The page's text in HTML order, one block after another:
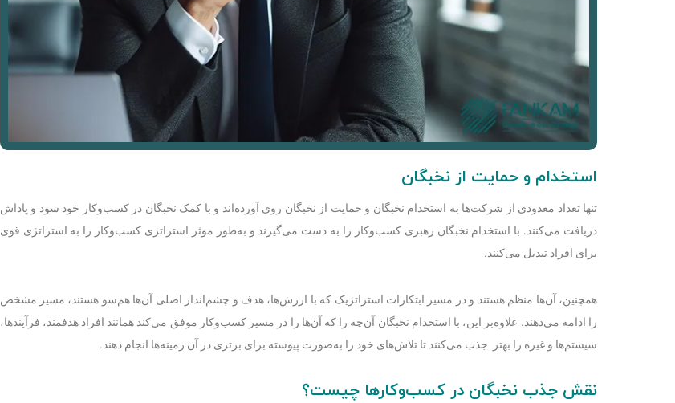
استخدام و حمایت از نخبگان
تنها تعداد معدودی از شرکت‌‌ها به استخدام نخبگان و حمایت از نخبگان روی آورده‌اند و با کمک نخبگان در کسب‌وکار خود سود و پاداش
دریافت می‌کنند. با استخدام نخبگان رهبری کسب‌وکار را به دست می‌گیرند و به‌طور موثر استراتژی کسب‌وکار را به استراتژی قوی
برای افراد تبدیل می‌کنند.
همچنین، آن‌ها منظم هستند و در مسیر ابتکارات استراتژیک که با ارزش‌ها، هدف و چشم‌انداز اصلی آن‌ها هم‌سو هستند، مسیر مشخص
را ادامه می‌دهند. علاوه‌بر این، با استخدام نخبگان آ‌‌ن‌چه را که آن‌ها را در مسیر کسب‌وکار موفق می‌کند همانند افراد هدفمند، فرآیند‌ها،
سیستم‌‌ها و غیره را بهتر جذب می‌کنند تا تلاش‌‌های خود را به‌صورت پیوسته برای برتری در آن زمینه‌‌ها انجام دهند.
نقش جذب نخبگان در کسب‌وکار‌ها چیست؟